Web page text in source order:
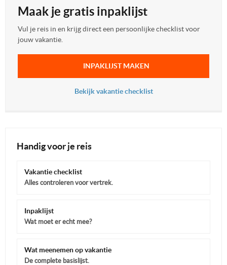
Maak je gratis inpaklijst
Vul je reis in en krijg direct een persoonlijke checklist voor
jouw vakantie.
INPAKLIJST MAKEN
Bekijk vakantie checklist
Handig voor je reis
Vakantie checklist
Alles controleren voor vertrek.
Inpaklijst
Wat moet er echt mee?
Wat meenemen op vakantie
De complete basislijst.